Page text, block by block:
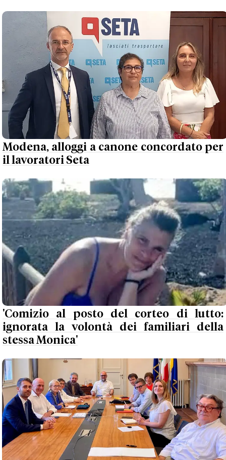
Modena, alloggi a canone concordato per
il lavoratori Seta
'Comizio al posto del corteo di lutto:
ignorata la volontà dei familiari della
stessa Monica'